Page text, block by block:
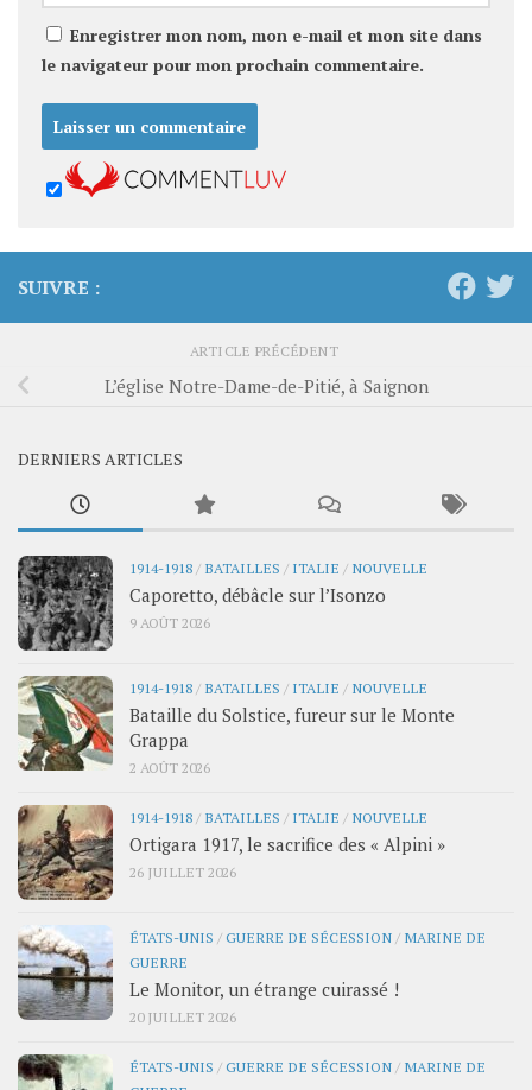
Enregistrer mon nom, mon e-mail et mon site dans
le navigateur pour mon prochain commentaire.
SUIVRE :
ARTICLE PRÉCÉDENT
L’église Notre-Dame-de-Pitié, à Saignon
DERNIERS ARTICLES
1914-1918 / BATAILLES / ITALIE / NOUVELLE
Caporetto, débâcle sur l’Isonzo
9 AOÛT 2026
1914-1918 / BATAILLES / ITALIE / NOUVELLE
Bataille du Solstice, fureur sur le Monte
Grappa
2 AOÛT 2026
1914-1918 / BATAILLES / ITALIE / NOUVELLE
Ortigara 1917, le sacrifice des « Alpini »
26 JUILLET 2026
ÉTATS-UNIS /GUERRE DE SÉCESSION / MARINE DE
GUERRE
Le Monitor, un étrange cuirassé !
20 JUILLET 2026
ÉTATS-UNIS /GUERRE DE SÉCESSION / MARINE DE